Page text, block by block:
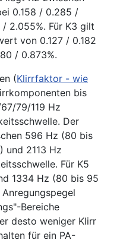
0.158 / 0.285 /
2.055%. Für K3 gilt
von 0.127 / 0.182
/ 0.873%.
(Klirrfaktor - wie
bis
79/119 Hz
Der
596 Hz (80 bis
und 2113 Hz
Für K5
1334 Hz (80 bis 95
Anregungspegel
Bereiche
desto weniger Klirr
für ein PA-